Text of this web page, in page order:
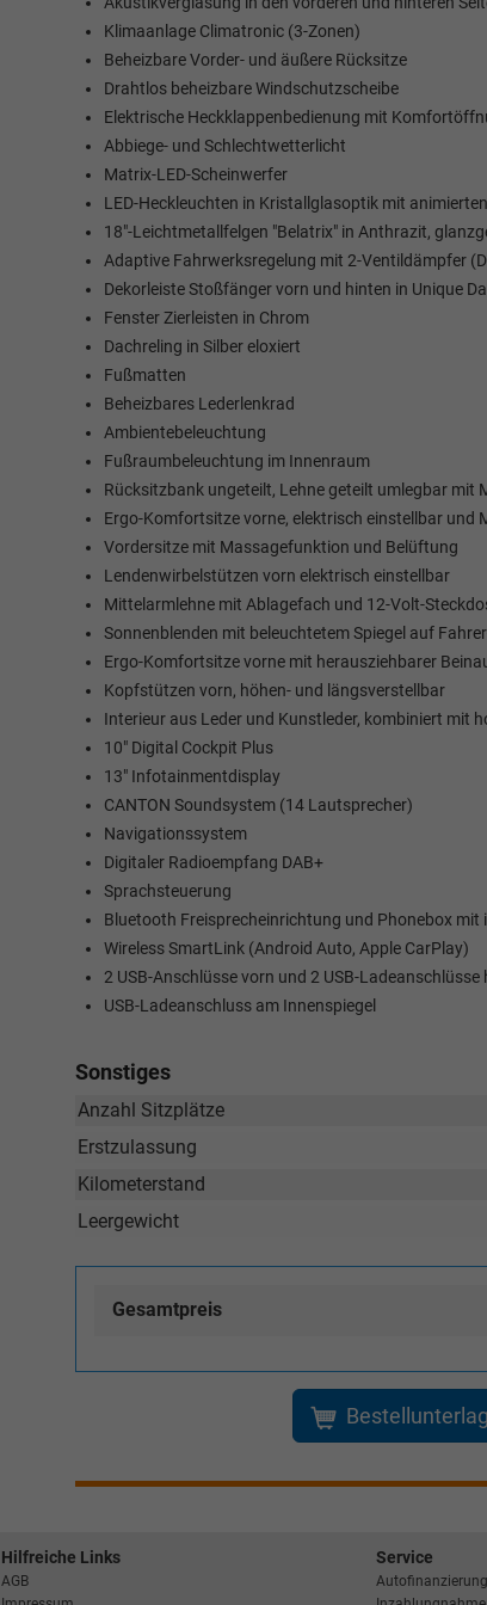
Klimaanlage Climatronic (3-Zonen)
Beheizbare Vorder- und äußere Rücksitze
Drahtlos beheizbare Windschutzscheibe
Elektrische Heckklappenbedienung mit
Abbiege- und Schlechtwetterlicht
Matrix-LED-Scheinwerfer
LED-Heckleuchten in Kristallglasoptik mit
18"-Leichtmetallfelgen "Belatrix" in Anthrazit,
Adaptive Fahrwerksregelung mit 2-Ventildämpfer
Dekorleiste Stoßfänger vorn und hinten in Unique
Fenster Zierleisten in Chrom
Dachreling in Silber eloxiert
Fußmatten
Beheizbares Lederlenkrad
Ambientebeleuchtung
Fußraumbeleuchtung im Innenraum
Rücksitzbank ungeteilt, Lehne geteilt umlegbar mit
Ergo-Komfortsitze vorne, elektrisch einstellbar und
Vordersitze mit Massagefunktion und Belüftung
Lendenwirbelstützen vorn elektrisch einstellbar
Mittelarmlehne mit Ablagefach und 12-Volt-
Sonnenblenden mit beleuchtetem Spiegel auf
Ergo-Komfortsitze vorne mit herausziehbarer
Kopfstützen vorn, höhen- und längsverstellbar
Interieur aus Leder und Kunstleder, kombiniert mit
10" Digital Cockpit Plus
13" Infotainmentdisplay
CANTON Soundsystem (14 Lautsprecher)
Navigationssystem
Digitaler Radioempfang DAB+
Sprachsteuerung
Bluetooth Freisprecheinrichtung und Phonebox
Wireless SmartLink (Android Auto, Apple CarPlay)
2 USB-Anschlüsse vorn und 2 USB-Ladeanschlüsse
USB-Ladeanschluss am Innenspiegel
Sonstiges
Anzahl Sitzplätze
Erstzulassung
Kilometerstand
Leergewicht
Gesamtpreis
Bünyamin Schael
Verkauf
Tel. 04181/2176-24
schael@take-your-car.de
Hilfreiche Links
AGB
Service
Autofinanzierung